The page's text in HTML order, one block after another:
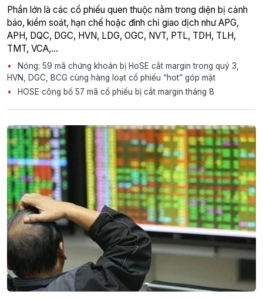
Phần lớn là các cổ phiếu quen thuộc nằm trong diện bị cảnh
báo, kiểm soát, hạn chế hoặc đình chỉ giao dịch như APG,
APH, DQC, DGC, HVN, LDG, OGC, NVT, PTL, TDH, TLH,
TMT, VCA,…
Nóng: 59 mã chứng khoán bị HoSE cắt margin trong quý 3,
HVN, DGC, BCG cùng hàng loạt cổ phiếu “hot” góp mặt
HOSE công bố 57 mã cổ phiếu bị cắt margin tháng 8